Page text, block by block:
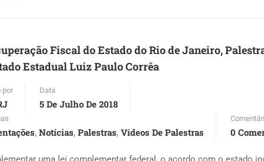
Fiscal do Estado do Rio de Janeiro,
Estadual Luiz Paulo Corrêa
por Data
5 De Julho De 2018
, Notícias, Palestras, Vídeos De Palestras 0